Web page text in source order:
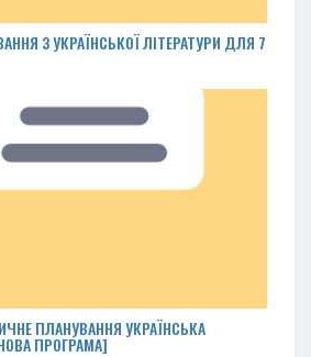
З УКРАЇНСЬКОЇ ЛІТЕРАТУРИ ДЛЯ 7
ПЛАНУВАННЯ УКРАЇНСЬКА
ПРОГРАМА]